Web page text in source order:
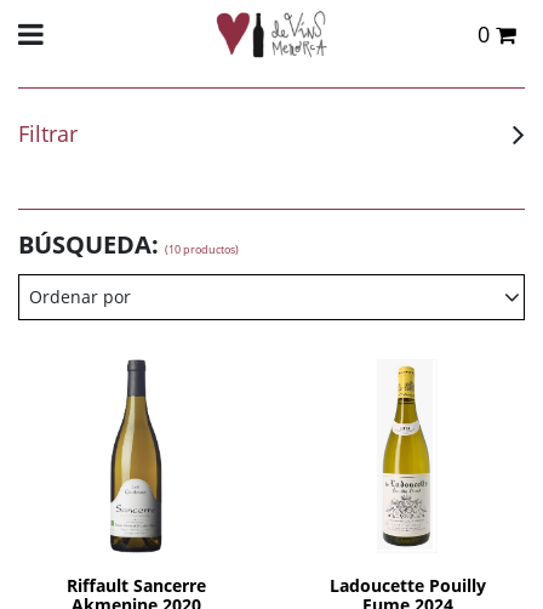
0
Filtrar
BÚSQUEDA: (10 productos)
Ordenar por
Riffault Sancerre
AÑADIR
Ladoucette Pouilly
AÑADIR